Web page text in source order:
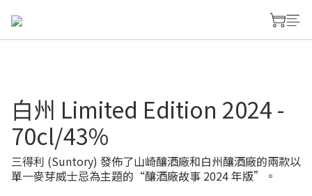
白州 Limited Edition 2024 -
70cl/43%
三得利 (Suntory) 發佈了山崎釀酒廠和白州釀酒廠的兩款以
單一麥芽威士忌為主題的“釀酒廠故事 2024 年版”。